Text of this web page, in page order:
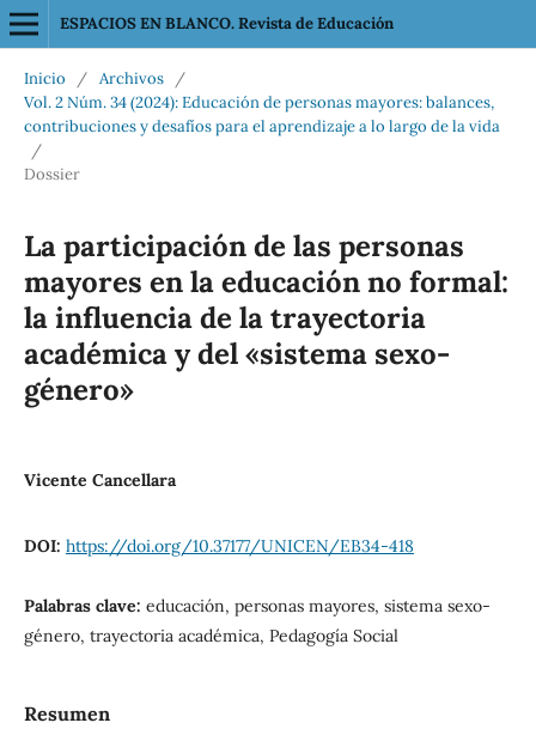
ESPACIOS EN BLANCO. Revista de Educación
Inicio / Archivos
/
Vol. 2 Núm. 34 (2024): Educación de personas mayores: balances,
contribuciones y desafíos para el aprendizaje a lo largo de la vida
/
Dossier
La participación de las personas
mayores en la educación no formal:
la influencia de la trayectoria
académica y del «sistema sexo-
género»
Vicente Cancellara
DOI: https://doi.org/10.37177/UNICEN/EB34-418
Palabras clave: educación, personas mayores, sistema sexo-
género, trayectoria académica, Pedagogía Social
Resumen